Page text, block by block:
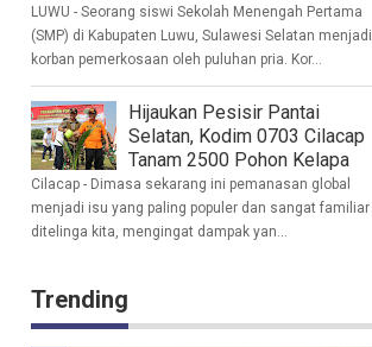
LUWU - Seorang siswi Sekolah Menengah Pertama
(SMP) di Kabupaten Luwu, Sulawesi Selatan menjadi
korban pemerkosaan oleh puluhan pria. Kor...
Hijaukan Pesisir Pantai
Selatan, Kodim 0703 Cilacap
Tanam 2500 Pohon Kelapa
Cilacap - Dimasa sekarang ini pemanasan global
menjadi isu yang paling populer dan sangat familiar
ditelinga kita, mengingat dampak yan...
Trending